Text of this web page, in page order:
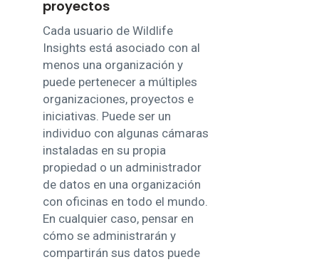
proyectos
Cada usuario de Wildlife
Insights está asociado con al
menos una organización y
puede pertenecer a múltiples
organizaciones, proyectos e
iniciativas. Puede ser un
individuo con algunas cámaras
instaladas en su propia
propiedad o un administrador
de datos en una organización
con oficinas en todo el mundo.
En cualquier caso, pensar en
cómo se administrarán y
compartirán sus datos puede